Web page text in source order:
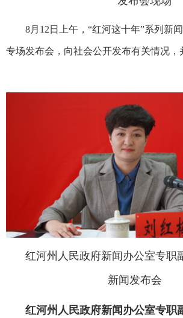
8月12日上午，“红河这十年”系列新
专场发布会，向社会公开发布有关情况，
红河州人民政府新闻办公室专职
新闻发布会
红河州人民政府新闻办公室专职